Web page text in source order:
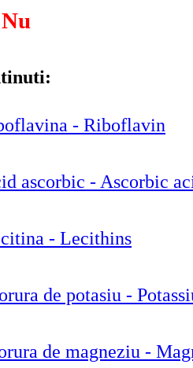
Nu
- Riboflavin
ascorbic - Ascorbic
- Lecithins
de potasiu -
de magneziu -